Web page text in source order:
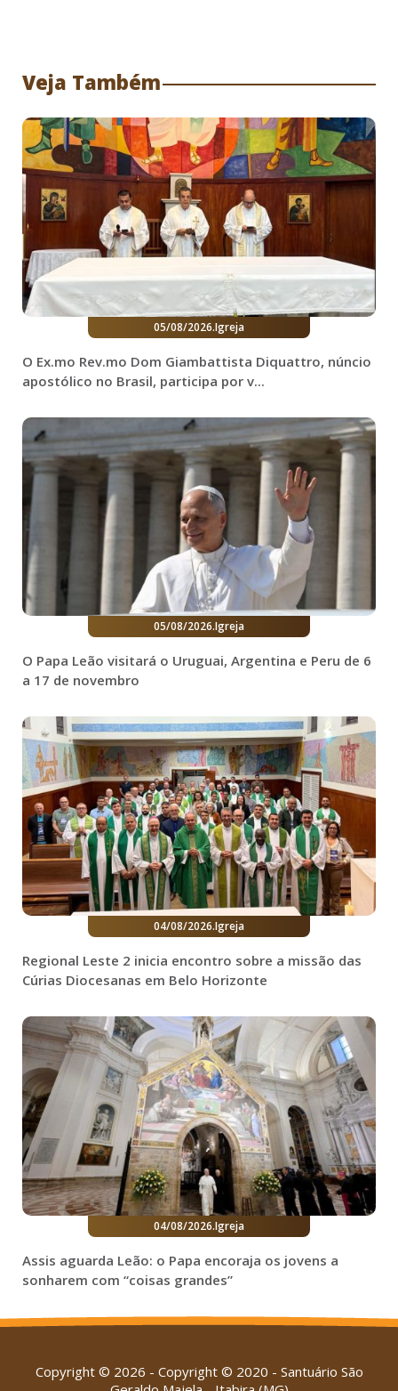
Veja Também
05/08/2026.Igreja
O Ex.mo Rev.mo Dom Giambattista Diquattro, núncio
apostólico no Brasil, participa por v...
05/08/2026.Igreja
O Papa Leão visitará o Uruguai, Argentina e Peru de 6
a 17 de novembro
04/08/2026.Igreja
Regional Leste 2 inicia encontro sobre a missão das
Cúrias Diocesanas em Belo Horizonte
04/08/2026.Igreja
Assis aguarda Leão: o Papa encoraja os jovens a
sonharem com “coisas grandes”
Copyright © 2026 - Copyright © 2020 - Santuário São